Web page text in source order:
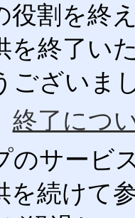
役割を終
を終了い
ございま
終了につ
のサービ
を続けて